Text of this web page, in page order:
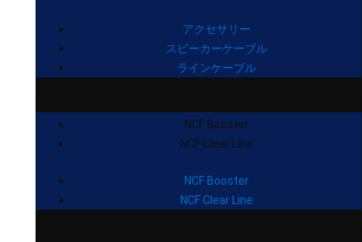
アクセサリー
スピーカーケーブル
ラインケーブル
NCF Booster
NCF Clear Line
NCF Booster
NCF Clear Line